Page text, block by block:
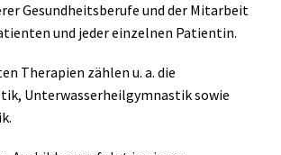
Gesundheitsberufe und der Mitarbeit
und jeder einzelnen Patientin.
Therapien zählen u. a. die
Unterwasserheilgymnastik sowie